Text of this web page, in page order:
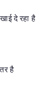
दे रहा है
है